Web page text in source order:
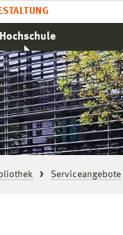
Hochschule
Serviceangebote